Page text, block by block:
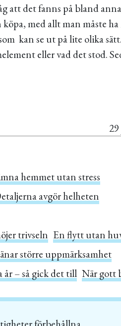
att det fanns på bland
med allt man måste
kan se ut på lite olika
eller vad det stod.
hemmet utan stress
avgör helheten
trivseln En flytt utan
större uppmärksamhet
år – så gick det till När gott